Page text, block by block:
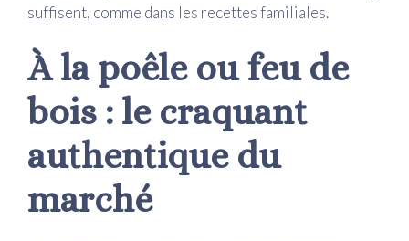
suffisent, comme dans les recettes familiales.
À la poêle ou feu de
bois : le craquant
authentique du
marché